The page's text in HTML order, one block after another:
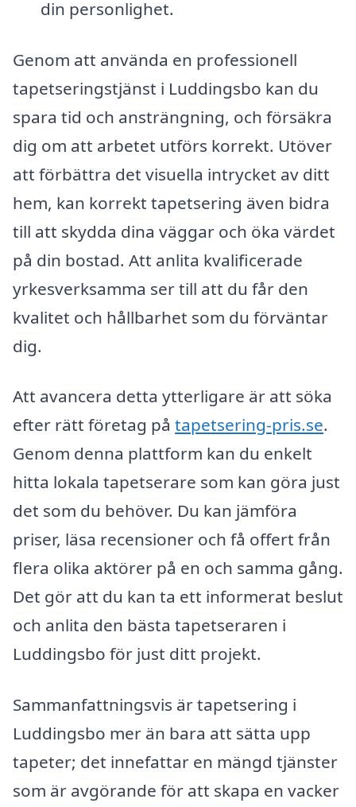
din personlighet.
Genom att använda en professionell
tapetseringstjänst i Luddingsbo kan du
spara tid och ansträngning, och försäkra
dig om att arbetet utförs korrekt. Utöver
att förbättra det visuella intrycket av ditt
hem, kan korrekt tapetsering även bidra
till att skydda dina väggar och öka värdet
på din bostad. Att anlita kvalificerade
yrkesverksamma ser till att du får den
kvalitet och hållbarhet som du förväntar
dig.
Att avancera detta ytterligare är att söka
efter rätt företag på tapetsering-pris.se.
Genom denna plattform kan du enkelt
hitta lokala tapetserare som kan göra just
det som du behöver. Du kan jämföra
priser, läsa recensioner och få offert från
flera olika aktörer på en och samma gång.
Det gör att du kan ta ett informerat beslut
och anlita den bästa tapetseraren i
Luddingsbo för just ditt projekt.
Sammanfattningsvis är tapetsering i
Luddingsbo mer än bara att sätta upp
tapeter; det innefattar en mängd tjänster
som är avgörande för att skapa en vacker